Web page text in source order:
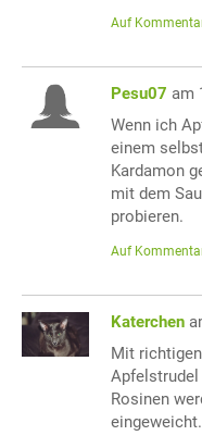
Auf
Pesu07 am
Wenn ich
einem
Kardamon
mit dem
probieren.
Auf
Katerchen
Mit
Rosinen
eingeweicht.